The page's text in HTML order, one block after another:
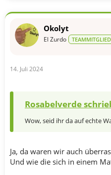
Okolyt
El Zurdo TEAMMITGLIED
14. Juli 2024
Rosabelverde
Wow, seid ihr da auf echte
Ja, da waren wir auch
Und wie die sich in einem